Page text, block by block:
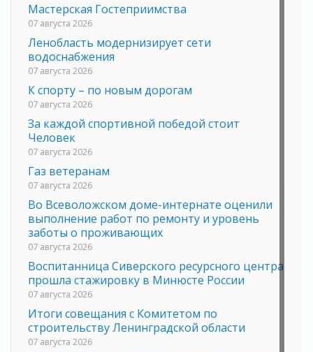
Мастерская Гостеприимства
07 августа 2026
Ленобласть модернизирует сети
водоснабжения
07 августа 2026
К спорту – по новым дорогам
07 августа 2026
За каждой спортивной победой стоит
Человек
07 августа 2026
Газ ветеранам
07 августа 2026
Во Всеволожском доме-интернате оценили
выполнение работ по ремонту и уровень
заботы о проживающих
07 августа 2026
Воспитанница Сиверского ресурсного центра
прошла стажировку в Минюсте России
07 августа 2026
Итоги совещания с Комитетом по
строительству Ленинградской области
07 августа 2026